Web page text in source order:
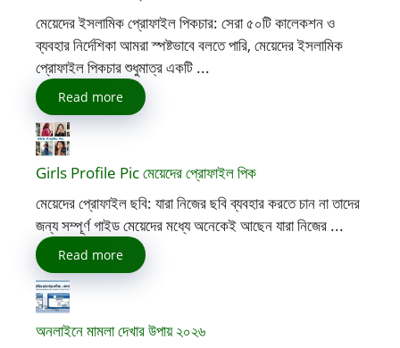
মেয়েদের ইসলামিক প্রোফাইল পিকচার: সেরা ৫০টি কালেকশন ও
ব্যবহার নির্দেশিকা আমরা স্পষ্টভাবে বলতে পারি, মেয়েদের ইসলামিক
প্রোফাইল পিকচার শুধুমাত্র একটি ...
Read more
Girls Profile Pic মেয়েদের প্রোফাইল পিক
মেয়েদের প্রোফাইল ছবি: যারা নিজের ছবি ব্যবহার করতে চান না তাদের
জন্য সম্পূর্ণ গাইড মেয়েদের মধ্যে অনেকেই আছেন যারা নিজের ...
Read more
অনলাইনে মামলা দেখার উপায় ২০২৬